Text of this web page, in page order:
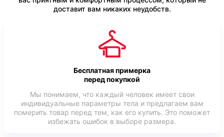
доставит вам никаких неудобств.
Бесплатная примерка
перед покупкой
Мы понимаем, что каждый человек имеет свои
индивидуальные параметры тела и предлагаем вам
померить товар перед тем, как его купить. Это поможет
избежать ошибок в выборе размера.